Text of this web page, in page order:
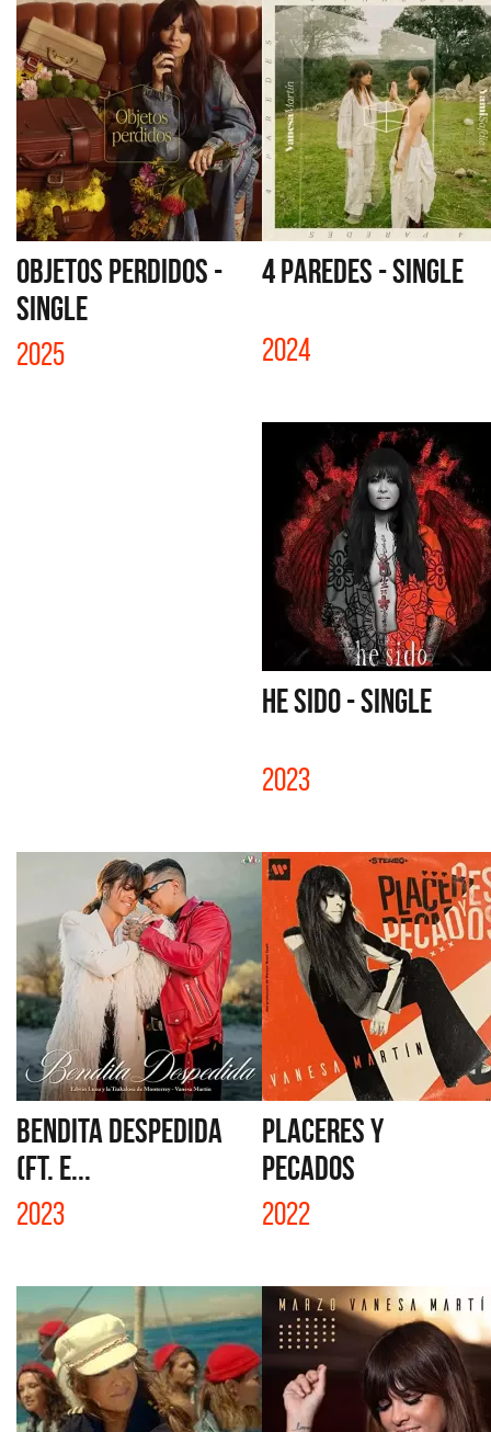
OBJETOS PERDIDOS -
SINGLE
2025
4 PAREDES - SINGLE
2024
HE SIDO - SINGLE
2023
BENDITA DESPEDIDA
(FT. E...
2023
PLACERES Y
PECADOS
2022